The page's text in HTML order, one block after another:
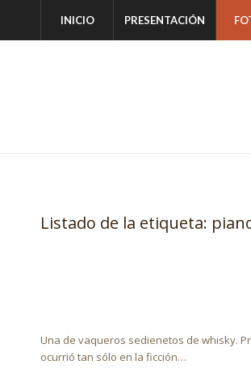
INICIO PRESENTACIÓN
Listado de la etiqueta:
Una de vaqueros sedienetos de whisky.
ocurrió tan sólo en la ficción…